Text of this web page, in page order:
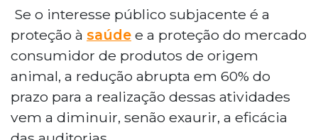
Se o interesse público subjacente é a
proteção à saúde e a proteção do mercado
consumidor de produtos de origem
animal, a redução abrupta em 60% do
prazo para a realização dessas atividades
vem a diminuir, senão exaurir, a eficácia